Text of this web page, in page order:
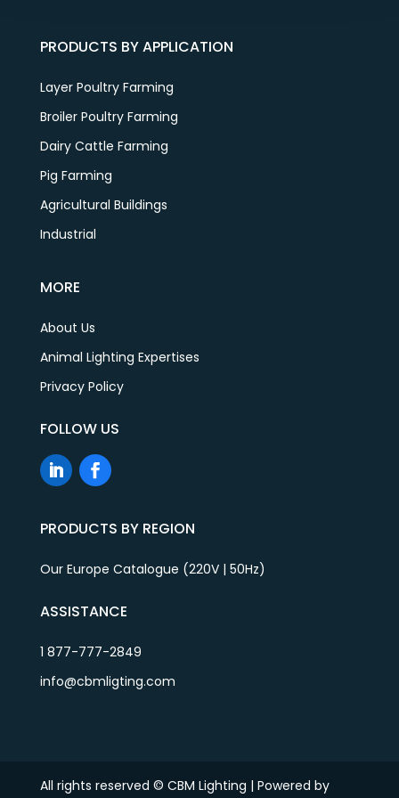
PRODUCTS BY APPLICATION
Layer Poultry Farming
Broiler Poultry Farming
Dairy Cattle Farming
Pig Farming
Agricultural Buildings
Industrial
MORE
About Us
Animal Lighting Expertises
Privacy Policy
FOLLOW US
PRODUCTS BY REGION
Our Europe Catalogue (220V | 50Hz)
ASSISTANCE
1 877-777-2849
info@cbmligting.com
All rights reserved © CBM Lighting | Powered by